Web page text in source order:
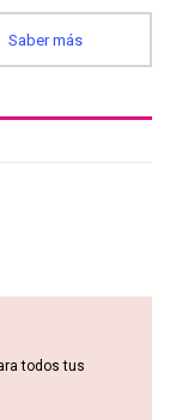
todos tus